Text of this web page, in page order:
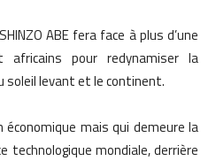
ABE fera face à plus d’une
africains pour redynamiser la
soleil levant et le continent.
mais qui demeure la
technologique mondiale, derrière